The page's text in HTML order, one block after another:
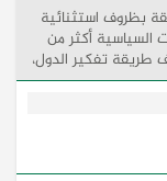
بظروف استثنائية
السياسية أكثر من
تفكير الدول،
التي تفصل بين القوة